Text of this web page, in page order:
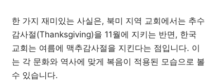
한 가지 재미있는 사실은, 북미 지역 교회에서는 추수
감사절(Thanksgiving)을 11월에 지키는 반면, 한국
교회는 여름에 맥추감사절을 지킨다는 점입니다. 이
는 각 문화와 역사에 맞게 복음이 적용된 모습으로 볼
수 있습니다.